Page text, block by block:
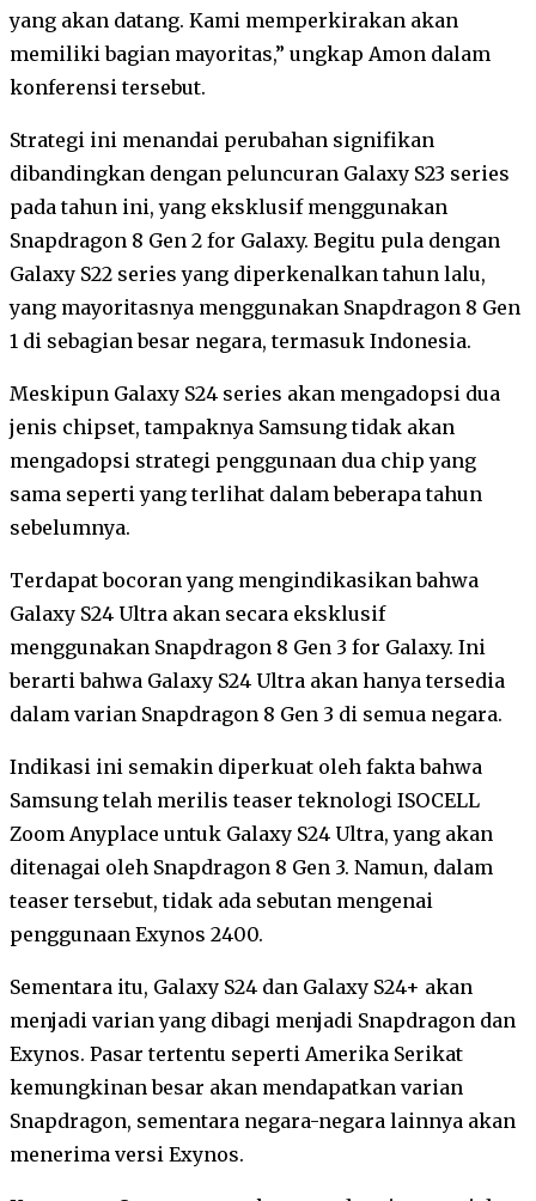
yang akan datang. Kami memperkirakan akan
memiliki bagian mayoritas,” ungkap Amon dalam
konferensi tersebut.
Strategi ini menandai perubahan signifikan
dibandingkan dengan peluncuran Galaxy S23 series
pada tahun ini, yang eksklusif menggunakan
Snapdragon 8 Gen 2 for Galaxy. Begitu pula dengan
Galaxy S22 series yang diperkenalkan tahun lalu,
yang mayoritasnya menggunakan Snapdragon 8 Gen
1 di sebagian besar negara, termasuk Indonesia.
Meskipun Galaxy S24 series akan mengadopsi dua
jenis chipset, tampaknya Samsung tidak akan
mengadopsi strategi penggunaan dua chip yang
sama seperti yang terlihat dalam beberapa tahun
sebelumnya.
Terdapat bocoran yang mengindikasikan bahwa
Galaxy S24 Ultra akan secara eksklusif
menggunakan Snapdragon 8 Gen 3 for Galaxy. Ini
berarti bahwa Galaxy S24 Ultra akan hanya tersedia
dalam varian Snapdragon 8 Gen 3 di semua negara.
Indikasi ini semakin diperkuat oleh fakta bahwa
Samsung telah merilis teaser teknologi ISOCELL
Zoom Anyplace untuk Galaxy S24 Ultra, yang akan
ditenagai oleh Snapdragon 8 Gen 3. Namun, dalam
teaser tersebut, tidak ada sebutan mengenai
penggunaan Exynos 2400.
Sementara itu, Galaxy S24 dan Galaxy S24+ akan
menjadi varian yang dibagi menjadi Snapdragon dan
Exynos. Pasar tertentu seperti Amerika Serikat
kemungkinan besar akan mendapatkan varian
Snapdragon, sementara negara-negara lainnya akan
menerima versi Exynos.